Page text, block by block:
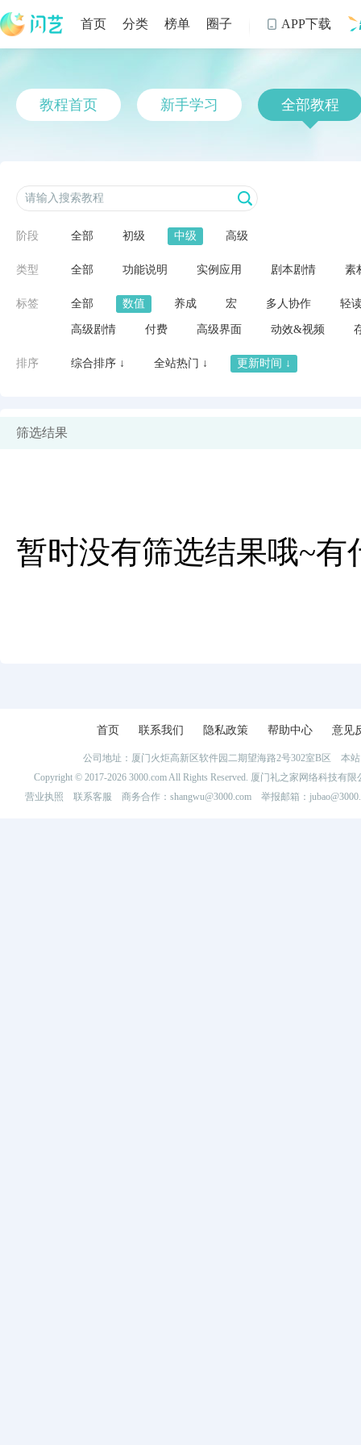
首页 分类 榜单 圈子  APP下载
教程首页 新手学习 全部教程
阶段 全部 初级 中级 高级
类型 全部 功能说明 实例应用 剧本剧情 素
标签 全部 数值 养成 宏 多人协作 轻
高级剧情 付费 高级界面 动效&视频
排序 综合排序 ↓ 全站热门 ↓ 更新时间 ↓
筛选结果
暂时没有筛选结果哦~
首页 联系我们 隐私政策 帮助中心 意见
公司地址：厦门火炬高新区软件园二期望海路2号302室B区 本
Copyright © 2017-2026 3000.com All Rights Reserved. 厦门礼之家网络科技
营业执照
联系客服 商务合作：shangwu@3000.com 举报邮箱：